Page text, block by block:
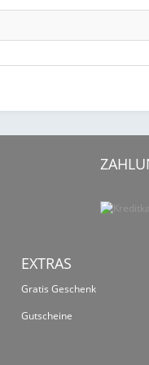
EXTRAS
Gratis Geschenk
Gutscheine